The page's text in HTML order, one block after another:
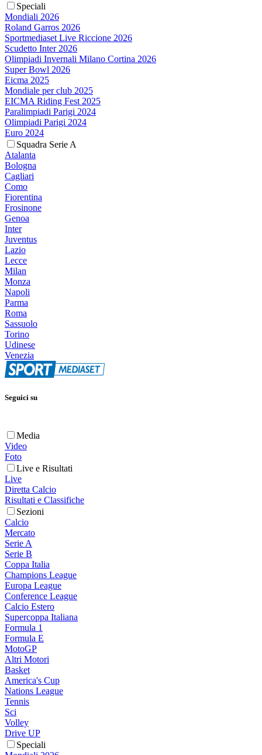
Speciali
Mondiali 2026
Roland Garros 2026
Sportmediaset Live Riccione 2026
Scudetto Inter 2026
Olimpiadi Invernali Milano Cortina 2026
Super Bowl 2026
Eicma 2025
Mondiale per club 2025
EICMA Riding Fest 2025
Paralimpiadi Parigi 2024
Olimpiadi Parigi 2024
Euro 2024
Squadra Serie A
Atalanta
Bologna
Cagliari
Como
Fiorentina
Frosinone
Genoa
Inter
Juventus
Lazio
Lecce
Milan
Monza
Napoli
Parma
Roma
Sassuolo
Torino
Udinese
Venezia
Seguici su
Media
Video
Foto
Live e Risultati
Live
Diretta Calcio
Risultati e Classifiche
Sezioni
Calcio
Mercato
Serie A
Serie B
Coppa Italia
Champions League
Europa League
Conference League
Calcio Estero
Supercoppa Italiana
Formula 1
Formula E
MotoGP
Altri Motori
Basket
America's Cup
Nations League
Tennis
Sci
Volley
Drive UP
Speciali